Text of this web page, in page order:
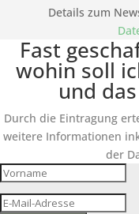
Details zum
Fast
wohin soll
und
Durch die Eintragung
weitere Informationen
der